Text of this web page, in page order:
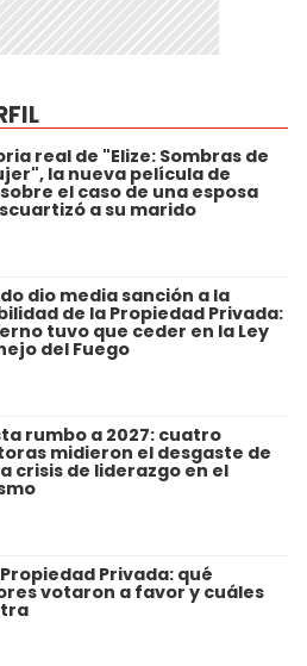
real de "Elize: Sombras de
la nueva película de
el caso de una esposa
a su marido
dio media sanción a la
de la Propiedad Privada:
tuvo que ceder en la Ley
del Fuego
rumbo a 2027: cuatro
midieron el desgaste de
crisis de liderazgo en el
Privada: qué
votaron a favor y cuáles